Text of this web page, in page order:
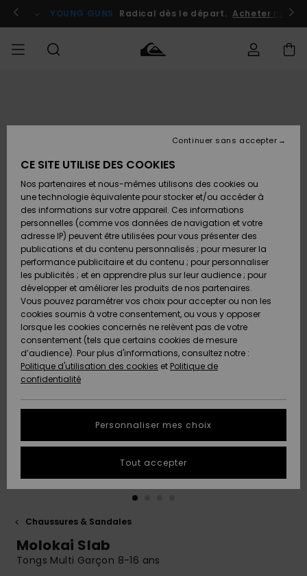
l'information
le
Se connecter / s'inscrire
YOUNG GUNS Radical dès le départ. Acheter
Chaussures
& Tongs
Surf
Snow
Nouveautés
A
Découvrir
Chaussures
& Tongs
Surf
Snow
Nouveautés
A
Découvrir
FEMME
A
Découvrir
Snow
SURF
Surf
Shop
Enfant
Highlights
Communauté
SNOW
Snow
Shop
Enfant
Snow
Shop
Femme
A
Découvrir
Communauté
OUTLET
Enfant
Outlet
Femme
AIDE &
CONTACT
Retours
Paiement
Carte
Cadeau
Quiksilver
Freedom
Protection
des
tailles
conversation
obtenir la
plus rapide
à votre
question.
MAGASINS
QUIKSILVER
Chaussures & Sandales
Molokai Slab
Tongs Multi Garçon 8-16 ans
CE SITE UTILISE DES COOKIES
Nos partenaires et nous-mêmes utilisons des cookies ou
une technologie équivalente pour stocker et/ou accéder à
des informations sur votre appareil. Ces informations
personnelles (comme vos données de navigation et votre
adresse IP) peuvent être utilisées pour vous présenter des
publications et du contenu personnalisés ; pour mesurer la
performance publicitaire et du contenu ; pour personnaliser
les publicités ; et en apprendre plus sur leur audience ; pour
développer et améliorer les produits de nos partenaires.
Vous pouvez paramétrer vos choix pour accepter ou non les
cookies soumis à votre consentement, ou vous y opposer
lorsque les cookies concernés ne relèvent pas de votre
consentement (tels que certains cookies de mesure
d’audience). Pour plus d'informations, consultez notre :
Politique d'utilisation des cookies et Politique de
confidentialité
Personnaliser mes choix
Continuer sans accepter
Tout accepter